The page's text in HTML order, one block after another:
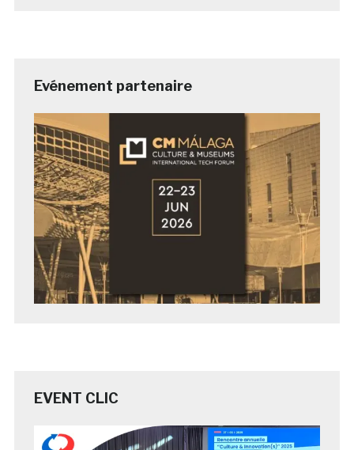
Evénement partenaire
EVENT CLIC